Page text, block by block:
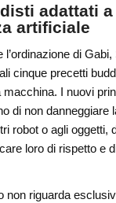
adattati a
artificiale
l’ordinazione di
cinque precetti
I nuovi
di non danneggiare
robot o agli oggetti,
loro di rispetto e
non riguarda